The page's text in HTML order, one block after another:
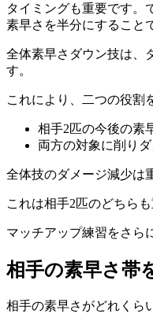
タイミングも重要です。
素早さを半分にすること
全体素早さダウン技は、
す。
これにより、二つの役割
相手2匹の今後の素
両方の対象に削りダ
全体技のダメージ減少は
これは相手2匹のどちら
マッチアップ練習をさら
相手の素早さ帯
相手の素早さがどれくら